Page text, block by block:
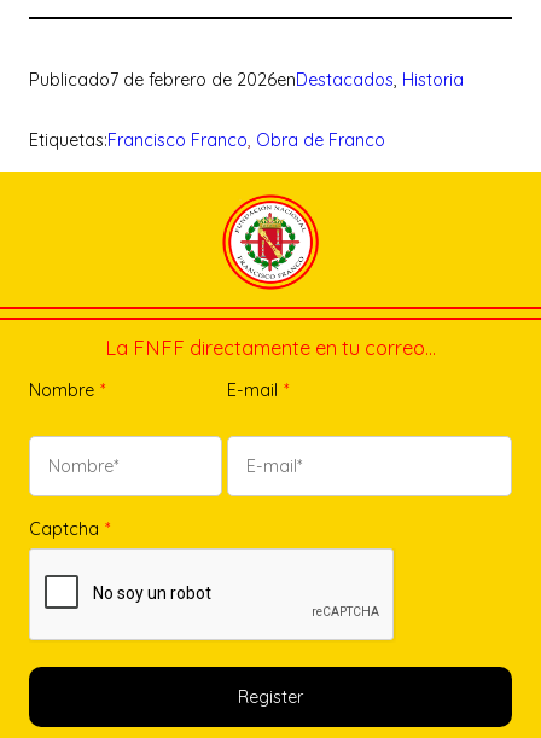
Publicado7 de febrero de 2026enDestacados, Historia
Etiquetas:Francisco Franco, Obra de Franco
La FNFF directamente en tu correo…
Nombre * E-mail *
Captcha *